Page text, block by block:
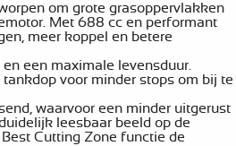
om grote grasoppervlakken
Met 688 cc en performant
meer koppel en betere
een maximale levensduur.
voor minder stops om bij te
waarvoor een minder uitgerust
leesbaar beeld op de
Cutting Zone functie de